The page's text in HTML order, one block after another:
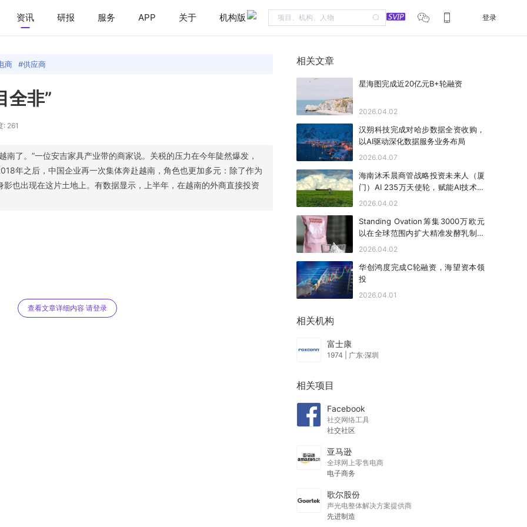
资讯 研报 服务 APP 关于 机构版 登录
商 供应商
全非”
: 261
南了。”一位安吉家具产业带的商家说。关税的压力在今年陡然爆发，
年之后，中国企业再一次集体奔赴越南，角色也更加多元：除了作为
也出现在这片土地上。有数据显示，上半年，在越南的外商直接投资
查看文章详细内容 请登录
相关文章
星海图完成近20亿元B+轮融资
2026.04.02
汉朔科技完成对哈步数据全资收购，
以AI驱动深化数据服务业务布局
2026.04.07
海南沐禾晨商管战略投资未来人（厦
门）AI 235万天使轮，赋能AI技术创
新落地
2026.04.02
Standing Ovation筹集3000万欧元
以在全球范围内扩大精准发酵乳制品
蛋白的规模
2026.04.02
华创鸿度完成C轮融资，海望资本领
投
2026.04.01
相关机构
富士康
1974 广东·深圳
相关项目
Facebook
社交网络工具
社交社区
亚马逊
全球网上零售电商
电子商务
歌尔股份
声光电整体解决方案提供商
先进制造